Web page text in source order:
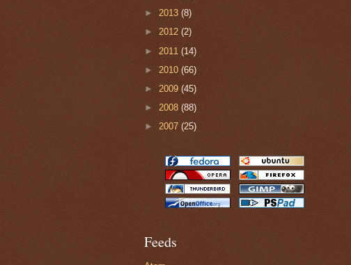
► 2013 (8)
► 2012 (2)
► 2011 (14)
► 2010 (66)
► 2009 (45)
► 2008 (88)
► 2007 (25)
Feeds